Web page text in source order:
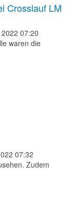
Crosslauf LM
07:20
waren die
07:32
Zudem